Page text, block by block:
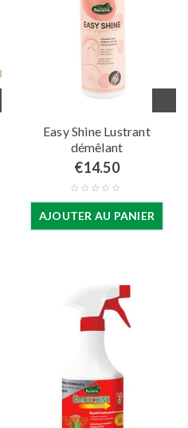
Easy Shine Lustrant
démêlant
€14.50
AJOUTER AU PANIER